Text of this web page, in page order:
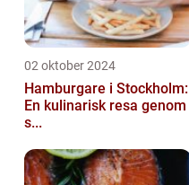
02 oktober 2024
Hamburgare i Stockholm:
En kulinarisk resa genom
s...